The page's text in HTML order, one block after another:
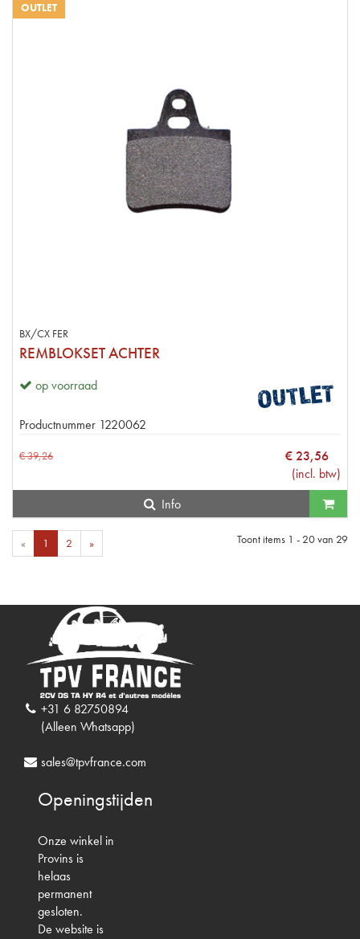
OUTLET
BX/CX FER
REMBLOKSET ACHTER
op voorraad
Productnummer 1220062
€39,26 €23,56
(incl. btw)
Info
Toont items 1 - 20van 29
« 1 2 »
+31 6 82750894
(Alleen Whatsapp)
sales@tpvfrance.com
Openingstijden
Onze winkel in
Provins is
helaas
permanent
gesloten.
De website is